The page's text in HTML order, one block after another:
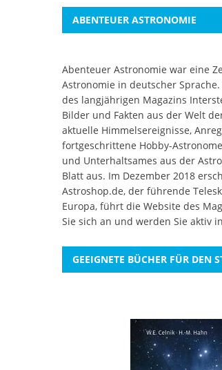
ABENTEUER ASTRONOMIE
Abenteuer Astronomie war eine
Astronomie in deutscher
des langjährigen Magazins
Bilder und Fakten aus der Welt
aktuelle Himmelsereignisse,
fortgeschrittene Hobby-
und Unterhaltsames aus der
Blatt aus. Im Dezember 2018
Astroshop.de, der führende
Europa, führt die Website des
Sie sich an und werden Sie aktiv
GEEIGNETE BÜCHER FÜR DEN